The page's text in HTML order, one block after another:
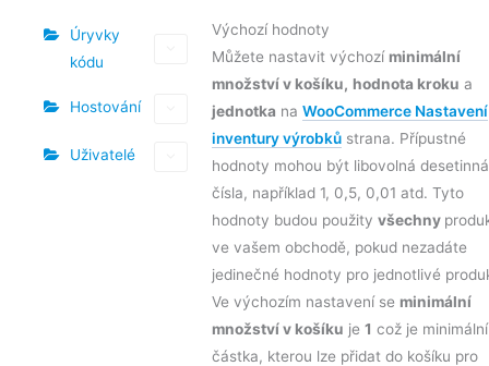
Úryvky
kódu
Hostování
Uživatelé
Výchozí hodnoty
Můžete nastavit výchozí minimální
množství v košíku, hodnota kroku a
jednotka na WooCommerce Nastavení
inventury výrobků strana. Přípustné
hodnoty mohou být libovolná desetinná
čísla, například 1, 0,5, 0,01 atd. Tyto
hodnoty budou použity všechny
ve vašem obchodě, pokud nezadáte
jedinečné hodnoty pro jednotlivé
Ve výchozím nastavení se minimální
množství v košíku je 1 což je minimální
částka, kterou lze přidat do košíku pro